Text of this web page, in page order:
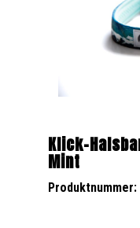
Klick-
Mint
Produktnummer: